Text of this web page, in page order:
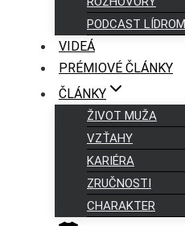
PODCAST LÍDROM
VIDEÁ
PRÉMIOVÉ ČLÁNKY
ČLÁNKY
ŽIVOT MUŽA
VZŤAHY
KARIÉRA
ZRUČNOSTI
CHARAKTER